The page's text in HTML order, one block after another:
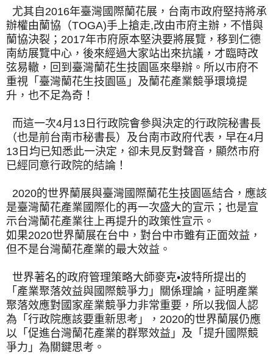
尤其自2016年臺灣國際蘭花展，台南市政府堅持將承
辦權由蘭協（TOGA)手上搶走,改由市府主辦，不惜與
蘭協決裂；2017年市府原本堅決要將展覽，移到仁德
南紡展覽中心，後來經過大家站出來抗議，才臨時改
弦易轍，回到臺灣蘭花生技園區來舉辦。所以市府不
重視「臺灣蘭花生技園區」及蘭花產業競爭環境提
升，也不足為奇！
而這一次4月13日行政院會參與決定的行政院秘書長
（也是前台南市秘書長）及台南市政府代表，早在4月
13日均已知悉此一決定，卻未見反對聲音，顯然市府
已經同意行政院的結論！
2020的世界蘭展與臺灣國際蘭花生技園區結合，應該
是臺灣蘭花產業國際化的再一次盛大的宣示；也是宣
示台灣蘭花產業往上再提升的政策性宣示。
如果2020世界蘭展在台中，對台中市雖有正面效益，
但不是台灣蘭花產業的最大效益。
世界著名的政府管理策略大師麥克•波特所提出的
「產業聚落效益與國際競爭力」關係理論，証明產業
聚落效應對國家産業競爭力非常重要，所以我個人認
為「行政院應該要重新思考」，2020的世界蘭展仍應
以「促進台灣蘭花產業的群聚效益」及「提升國際競
爭力」為關鍵思考。